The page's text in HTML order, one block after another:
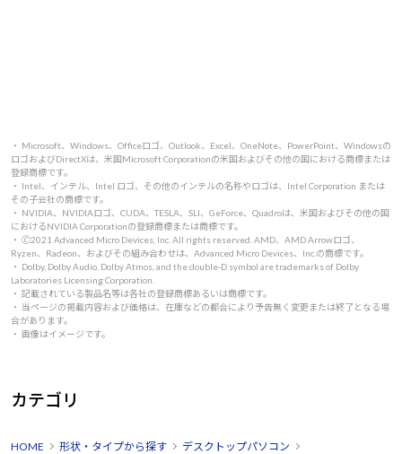
・ Microsoft、Windows、Officeロゴ、Outlook、Excel、OneNote、PowerPoint、Windowsの
ロゴおよびDirectXは、米国Microsoft Corporationの米国およびその他の国における商標または
登録商標です。
・ Intel、インテル、Intel ロゴ、その他のインテルの名称やロゴは、Intel Corporation または
その子会社の商標です。
・ NVIDIA、NVIDIAロゴ、CUDA、TESLA、SLI、GeForce、Quadroは、米国およびその他の国
におけるNVIDIA Corporationの登録商標または商標です。
・ 🄫2021 Advanced Micro Devices, Inc. All rights reserved. AMD、AMD Arrowロゴ、
Ryzen、Radeon、およびその組み合わせは、Advanced Micro Devices、Inc.の商標です。
・ Dolby, Dolby Audio, Dolby Atmos, and the double-D symbol are trademarks of Dolby
Laboratories Licensing Corporation.
・ 記載されている製品名等は各社の登録商標あるいは商標です。
・ 当ページの掲載内容および価格は、在庫などの都合により予告無く変更または終了となる場
合があります。
・ 画像はイメージです。
カテゴリ
HOME 形状・タイプから探す
デスクトップパソコン